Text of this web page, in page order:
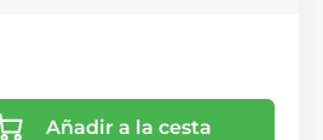
Añadir a la cesta